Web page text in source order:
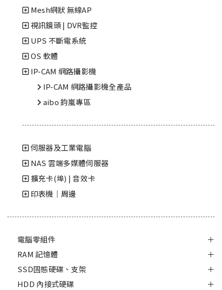
Mesh網狀 無線AP
視訊鏡頭 | DVR監控
UPS 不斷電系統
OS 軟體
IP-CAM 網路攝影機
IP-CAM 網路攝影機全產品
aibo 鈞嵐專區
伺服器及工業電腦
NAS 雲端多媒體伺服器
擴充卡(埠) | 音效卡
印表機｜周邊
電腦零組件
RAM 記憶體
SSD固態硬碟、支架
HDD 內接式硬碟